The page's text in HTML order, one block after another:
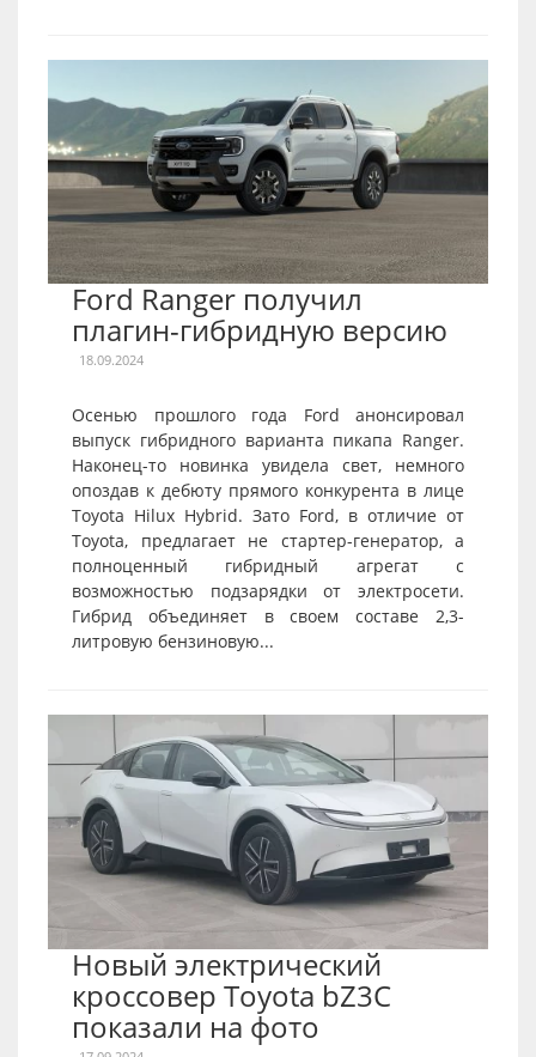
Ford Ranger получил
плагин-гибридную версию
18.09.2024
Осенью прошлого года Ford анонсировал
выпуск гибридного варианта пикапа Ranger.
Наконец-то новинка увидела свет, немного
опоздав к дебюту прямого конкурента в лице
Toyota Hilux Hybrid. Зато Ford, в отличие от
Toyota, предлагает не стартер-генератор, а
полноценный гибридный агрегат с
возможностью подзарядки от электросети.
Гибрид объединяет в своем составе 2,3-
литровую бензиновую...
Новый электрический
кроссовер Toyota bZ3C
показали на фото